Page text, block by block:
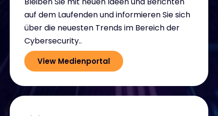
auf dem Laufenden und informieren Sie sich
über die neuesten Trends im Bereich der
Cybersecurity..
View Medienportal